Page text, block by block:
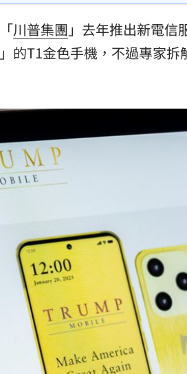
壘打貢獻1打點
到像溫泉
後好有戲 23:48
軍 台僑看哭了 23:36
道」逐漸成形 12:00
獎超「爸」氣 12:00
論壇9/12登場！ 10:30
7s掀足球熱潮 10:00
川普集團 」去年推出新電
的T1金色手機，不過專家